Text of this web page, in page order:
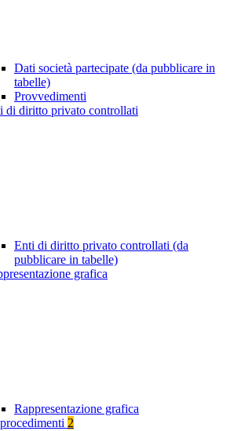
Dati società partecipate (da pubblicare in
tabelle)
Provvedimenti
di diritto privato controllati
Enti di diritto privato controllati (da
pubblicare in tabelle)
grafica
Rappresentazione grafica
2